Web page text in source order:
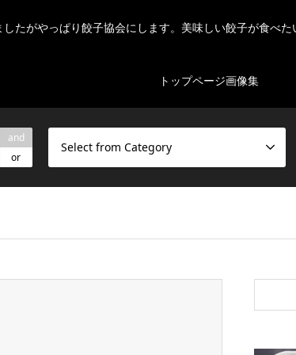
たがやっぱり餃子協会にします。美味しい餃子が食べた
トップページ画像集
and
or
Select from Category